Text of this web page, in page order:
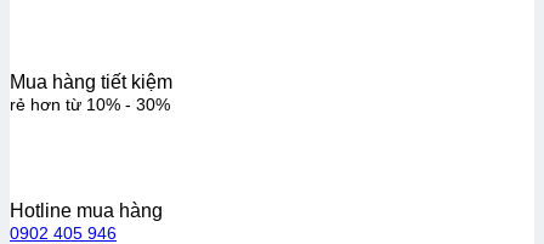
Mua hàng tiết kiệm
rẻ hơn từ 10% - 30%
Hotline mua hàng
0902 405 946